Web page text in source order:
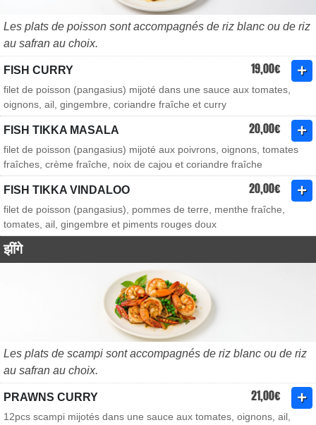
Les plats de poisson sont accompagnés de riz blanc ou de riz
au safran au choix.
FISH CURRY 19,00€
filet de poisson (pangasius) mijoté dans une sauce aux tomates,
oignons, ail, gingembre, coriandre fraîche et curry
FISH TIKKA MASALA 20,00€
filet de poisson (pangasius) mijoté aux poivrons, oignons, tomates
fraîches, crème fraîche, noix de cajou et coriandre fraîche
FISH TIKKA VINDALOO 20,00€
filet de poisson (pangasius), pommes de terre, menthe fraîche,
tomates, ail, gingembre et piments rouges doux
झींगे
Les plats de scampi sont accompagnés de riz blanc ou de riz
au safran au choix.
PRAWNS CURRY 21,00€
12pcs scampi mijotés dans une sauce aux tomates, oignons, ail,